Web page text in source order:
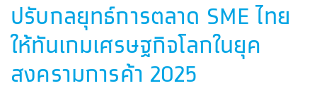
ค้นหาจุดบริการ
Krungthai SME​
ปรับกลยุทธ์การตลาด SME ไทย
ให้ทันเกมเศรษฐกิจโลกในยุค
สงครามการค้า 2025